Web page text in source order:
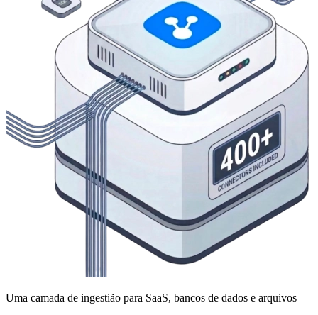
Uma camada de ingestião para SaaS, bancos de dados e arquivos